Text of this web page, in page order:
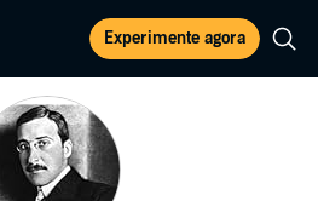
Experimente agora